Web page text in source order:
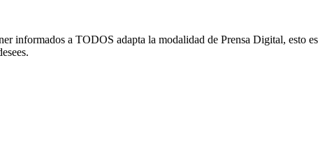
informados a TODOS adapta la modalidad de Prensa Digital, esto